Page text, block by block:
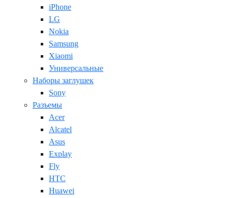
iPhone
LG
Nokia
Samsung
Xiaomi
Универсальные
Наборы заглушек
Sony
Разъемы
Acer
Alcatel
Asus
Explay
Fly
HTC
Huawei